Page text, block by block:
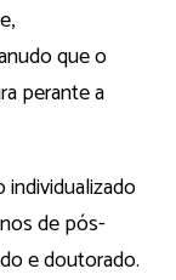
que o
perante a
de pós-
e doutorado.